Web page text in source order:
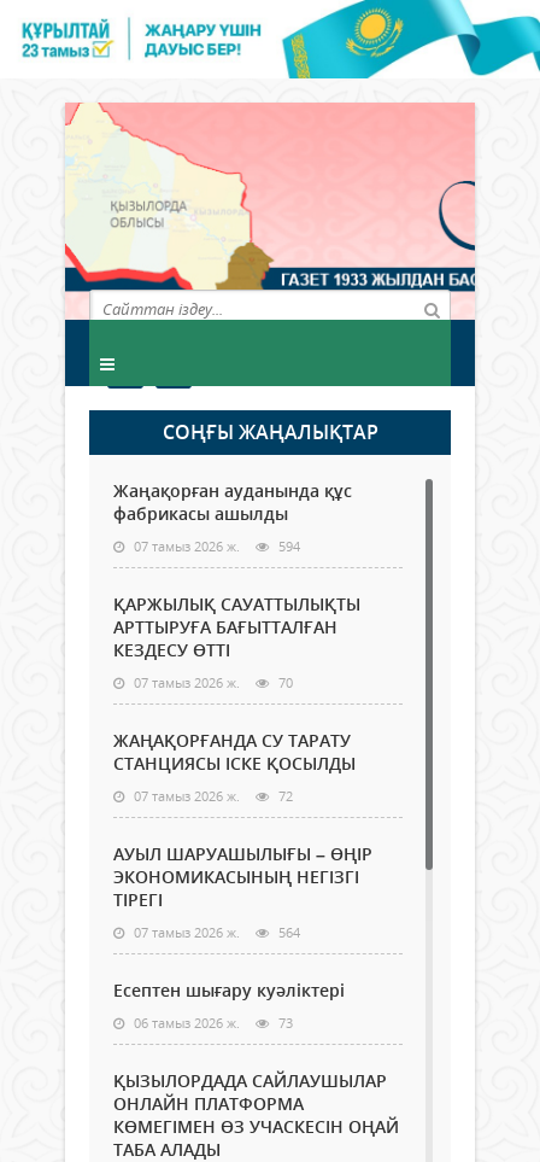
СОҢҒЫ ЖАҢАЛЫҚТАР
Жаңақорған ауданында құс
фабрикасы ашылды
07 тамыз 2026 ж. 594
ҚАРЖЫЛЫҚ САУАТТЫЛЫҚТЫ
АРТТЫРУҒА БАҒЫТТАЛҒАН
КЕЗДЕСУ ӨТТІ
07 тамыз 2026 ж. 70
ЖАҢАҚОРҒАНДА СУ ТАРАТУ
СТАНЦИЯСЫ ІСКЕ ҚОСЫЛДЫ
07 тамыз 2026 ж. 72
АУЫЛ ШАРУАШЫЛЫҒЫ – ӨҢІР
ЭКОНОМИКАСЫНЫҢ НЕГІЗГІ
ТІРЕГІ
07 тамыз 2026 ж. 564
Есептен шығару куәліктері
06 тамыз 2026 ж. 73
ҚЫЗЫЛОРДАДА САЙЛАУШЫЛАР
ОНЛАЙН ПЛАТФОРМА
КӨМЕГІМЕН ӨЗ УЧАСКЕСІН ОҢАЙ
ТАБА АЛАДЫ